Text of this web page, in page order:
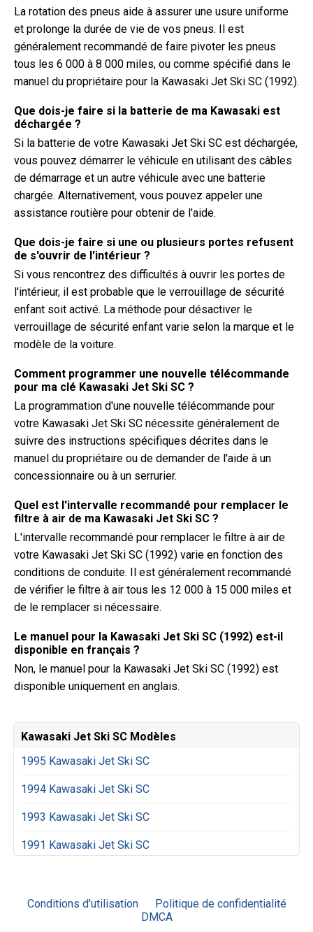
La rotation des pneus aide à assurer une usure uniforme
et prolonge la durée de vie de vos pneus. Il est
généralement recommandé de faire pivoter les pneus
tous les 6 000 à 8 000 miles, ou comme spécifié dans le
manuel du propriétaire pour la Kawasaki Jet Ski SC (1992).
Que dois-je faire si la batterie de ma Kawasaki est
déchargée ?
Si la batterie de votre Kawasaki Jet Ski SC est déchargée,
vous pouvez démarrer le véhicule en utilisant des câbles
de démarrage et un autre véhicule avec une batterie
chargée. Alternativement, vous pouvez appeler une
assistance routière pour obtenir de l'aide.
Que dois-je faire si une ou plusieurs portes refusent
de s'ouvrir de l'intérieur ?
Si vous rencontrez des difficultés à ouvrir les portes de
l'intérieur, il est probable que le verrouillage de sécurité
enfant soit activé. La méthode pour désactiver le
verrouillage de sécurité enfant varie selon la marque et le
modèle de la voiture.
Comment programmer une nouvelle télécommande
pour ma clé Kawasaki Jet Ski SC ?
La programmation d'une nouvelle télécommande pour
votre Kawasaki Jet Ski SC nécessite généralement de
suivre des instructions spécifiques décrites dans le
manuel du propriétaire ou de demander de l'aide à un
concessionnaire ou à un serrurier.
Quel est l'intervalle recommandé pour remplacer le
filtre à air de ma Kawasaki Jet Ski SC ?
L'intervalle recommandé pour remplacer le filtre à air de
votre Kawasaki Jet Ski SC (1992) varie en fonction des
conditions de conduite. Il est généralement recommandé
de vérifier le filtre à air tous les 12 000 à 15 000 miles et
de le remplacer si nécessaire.
Le manuel pour la Kawasaki Jet Ski SC (1992) est-il
disponible en français ?
Non, le manuel pour la Kawasaki Jet Ski SC (1992) est
disponible uniquement en anglais.
Kawasaki Jet Ski SC Modèles
1995 Kawasaki Jet Ski SC
1994 Kawasaki Jet Ski SC
1993 Kawasaki Jet Ski SC
1991 Kawasaki Jet Ski SC
Conditions d'utilisation
Politique de confidentialité
DMCA